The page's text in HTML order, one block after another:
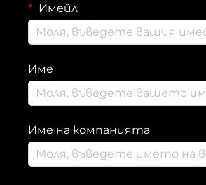
Имейл
Име
Име на компанията